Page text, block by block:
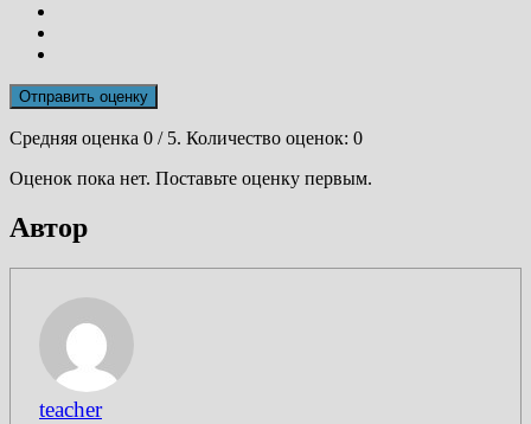
Отправить оценку
Средняя оценка 0 / 5. Количество оценок: 0
Оценок пока нет. Поставьте оценку первым.
Автор
teacher